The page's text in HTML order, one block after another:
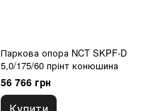
Паркова опора NCT SKPF-D
5,0/175/60 прінт конюшина
56 766 грн